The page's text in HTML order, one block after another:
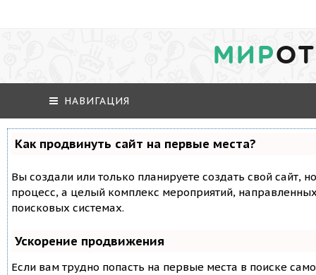
МИР
НАВИГАЦИЯ
Как продвинуть сайт на первые места?
Вы создали или только планируете создать свой сайт,
процесс, а целый комплекс мероприятий,
поисковых системах.
Ускорение продвижения
Если вам трудно попасть на первые места в поиске